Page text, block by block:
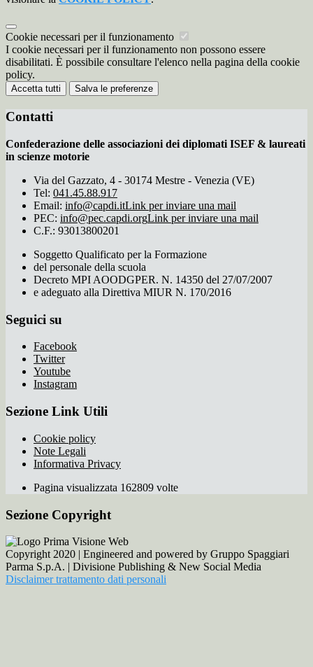
Cookie necessari per il funzionamento
I cookie necessari per il funzionamento non possono essere
disabilitati. È possibile consultare l'elenco nella pagina della cookie
policy.
Accetta tutti Salva le preferenze
Contatti
Confederazione delle associazioni dei diplomati ISEF & laureati
in scienze motorie
Via del Gazzato, 4 - 30174 Mestre - Venezia (VE)
Tel: 041.45.88.917
Email: info@capdi.itLink per inviare una mail
PEC: info@pec.capdi.orgLink per inviare una mail
C.F.: 93013800201
Soggetto Qualificato per la Formazione
del personale della scuola
Decreto MPI AOODGPER. N. 14350 del 27/07/2007
e adeguato alla Direttiva MIUR N. 170/2016
Seguici su
Facebook
Twitter
Youtube
Instagram
Sezione Link Utili
Cookie policy
Note Legali
Informativa Privacy
Pagina visualizzata 162809 volte
Sezione Copyright
Copyright 2020 | Engineered and powered by Gruppo Spaggiari
Parma S.p.A. | Divisione Publishing & New Social Media
Disclaimer trattamento dati personali